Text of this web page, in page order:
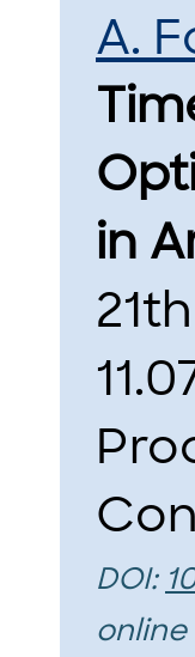
A.
in
DOI:
online